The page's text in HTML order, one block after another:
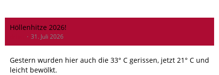
Höllenhitze 2026!
31. Juli 2026
Gestern wurden hier auch die 33° C gerissen, jetzt 21° C und
leicht bewölkt.